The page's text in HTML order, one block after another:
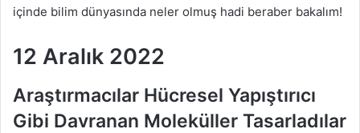
içinde bilim dünyasında neler olmuş hadi beraber bakalım!
12 Aralık 2022
Araştırmacılar Hücresel Yapıştırıcı
Gibi Davranan Moleküller Tasarladılar